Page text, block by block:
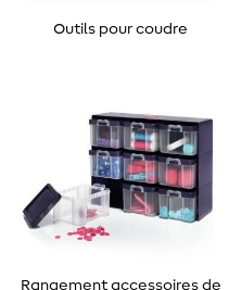
Outils pour coudre
Rangement accessoires de